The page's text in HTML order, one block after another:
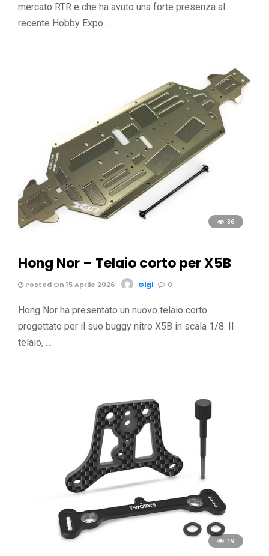
mercato RTR e che ha avuto una forte presenza al
recente Hobby Expo …
36
Hong Nor – Telaio corto per X5B
Posted On 15 Aprile 2026 Gigi 0
Hong Nor ha presentato un nuovo telaio corto
progettato per il suo buggy nitro X5B in scala 1/8. Il
telaio, …
19